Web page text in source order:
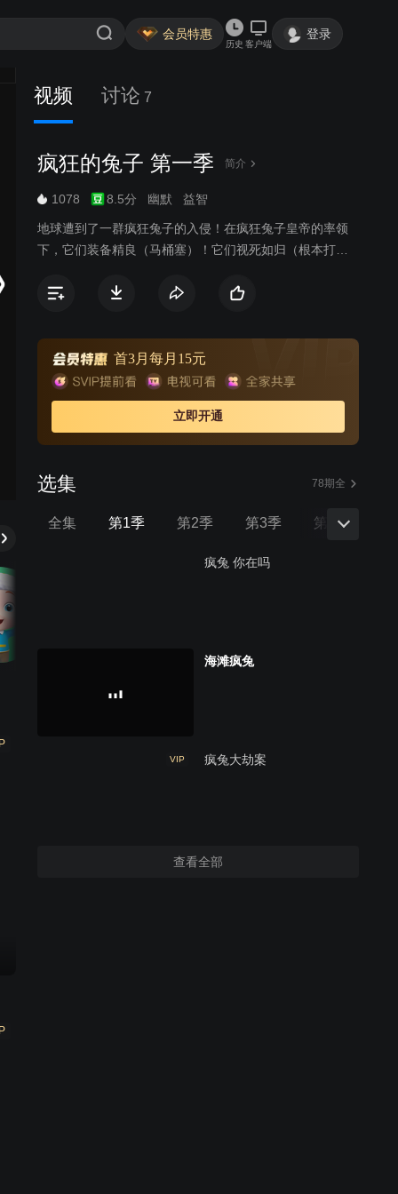
会员特惠
历史 客户端
登录
视频 讨论 7
疯狂的兔子 第一季 简介
1078 8.5分 幽默 益智
地球遭到了一群疯狂兔子的入侵！在疯狂兔子皇帝的率领
下，它们装备精良（马桶塞）！它们视死如归（根本打不
灭人类决不罢休！
首3月每月15元
立即开通
选集 78期全
全集 第1季 第2季 第3季 第4季
疯兔 你在吗
海滩疯兔
VIP 疯兔大劫案
查看全部